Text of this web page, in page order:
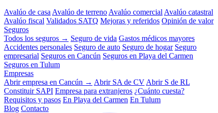
Avalúo de casa Avalúo de terreno Avalúo comercial Avalúo catastral
Avalúo fiscal Validados SATQ Mejoras y referidos Opinión de valor
Seguros
Todos los seguros → Seguro de vida Gastos médicos mayores
Accidentes personales Seguro de auto Seguro de hogar Seguro
empresarial Seguros en Cancún Seguros en Playa del Carmen
Seguros en Tulum
Empresas
Abrir empresa en Cancún → Abrir SA de CV Abrir S de RL
Constituir SAPI Empresa para extranjeros ¿Cuánto cuesta?
Requisitos y pasos En Playa del Carmen En Tulum
Blog Contacto